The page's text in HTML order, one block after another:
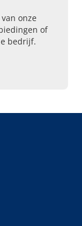
onze
of
bedrijf.